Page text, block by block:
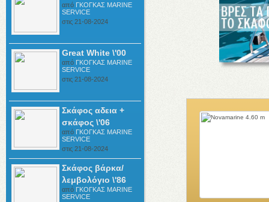
από ΓΚΟΓΚΑΣ ΜΑRINE
SERVICE
στις 21-08-2024
Great White \'00
από ΓΚΟΓΚΑΣ ΜΑRINE
SERVICE
στις 21-08-2024
Σκάφος αδεια +
σκάφος \'06
από ΓΚΟΓΚΑΣ ΜΑRINE
SERVICE
στις 21-08-2024
Σκάφος βάρκα/
λεμβολόγιo \'86
από ΓΚΟΓΚΑΣ ΜΑRINE
SERVICE